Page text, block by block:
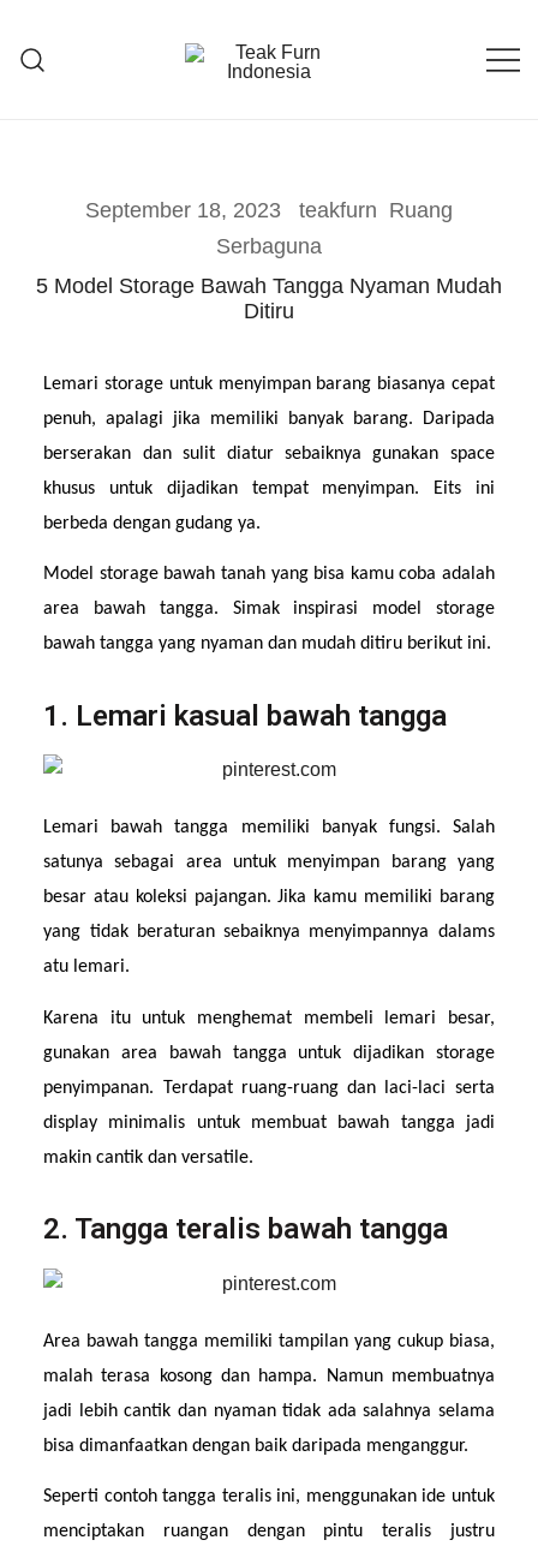
September 18, 2023 teakfurn Ruang
Serbaguna
5 Model Storage Bawah Tangga Nyaman Mudah
Ditiru
Lemari storage untuk menyimpan barang biasanya cepat
penuh, apalagi jika memiliki banyak barang. Daripada
berserakan dan sulit diatur sebaiknya gunakan space
khusus untuk dijadikan tempat menyimpan. Eits ini
berbeda dengan gudang ya.
Model storage bawah tanah yang bisa kamu coba adalah
area bawah tangga. Simak inspirasi model storage
bawah tangga yang nyaman dan mudah ditiru berikut ini.
1. Lemari kasual bawah tangga
Lemari bawah tangga memiliki banyak fungsi. Salah
satunya sebagai area untuk menyimpan barang yang
besar atau koleksi pajangan. Jika kamu memiliki barang
yang tidak beraturan sebaiknya menyimpannya dalams
atu lemari.
Karena itu untuk menghemat membeli lemari besar,
gunakan area bawah tangga untuk dijadikan storage
penyimpanan. Terdapat ruang-ruang dan laci-laci serta
display minimalis untuk membuat bawah tangga jadi
makin cantik dan versatile.
2. Tangga teralis bawah tangga
Area bawah tangga memiliki tampilan yang cukup biasa,
malah terasa kosong dan hampa. Namun membuatnya
jadi lebih cantik dan nyaman tidak ada salahnya selama
bisa dimanfaatkan dengan baik daripada menganggur.
Seperti contoh tangga teralis ini, menggunakan ide untuk
menciptakan ruangan dengan pintu teralis justru